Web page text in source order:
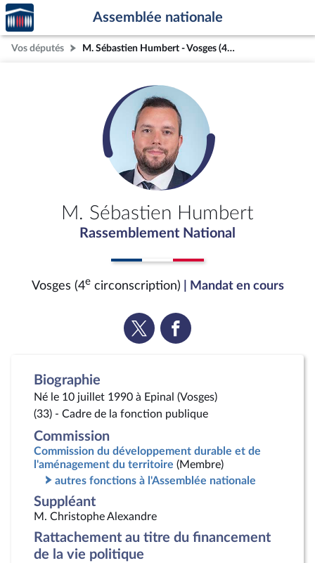
Aller au contenu
Aller en bas de la page
Accèder
à la
page
d'accueil
Assemblée nationale
Vos députés M. Sébastien Humbert - Vosges (4e circonscription)
M. Sébastien Humbert
Rassemblement National
Vosges (4ecirconscription) | Mandat en cours
Voir
la
Voir
la
Biographie
Né le 10 juillet 1990 à Epinal (Vosges)
(33) - Cadre de la fonction publique
Commission
Commission du développement durable et de
l'aménagement du territoire (Membre)
autres fonctions à l'Assemblée nationale
Suppléant
M. Christophe Alexandre
Rattachement au titre du financement
de la vie politique